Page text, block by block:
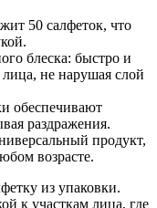
50 салфеток, что
блеска: быстро и
не нарушая слой
обеспечивают
раздражения.
продукт,
возрасте.
из упаковки.
к участкам лица, где